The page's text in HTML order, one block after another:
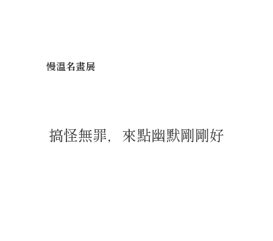
慢溫名畫展
搞怪無罪，來點幽默剛剛好